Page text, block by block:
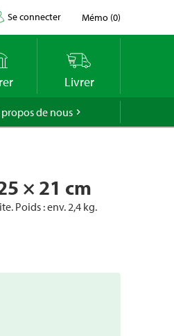
Se connecter Mémo (0)
Livrer
de nous
× 21 cm
Poids : env. 2,4 kg.